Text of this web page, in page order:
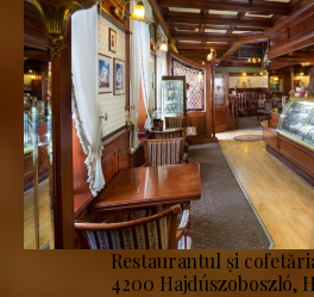
Restaurantul și
4200 Hajdúszoboszló,